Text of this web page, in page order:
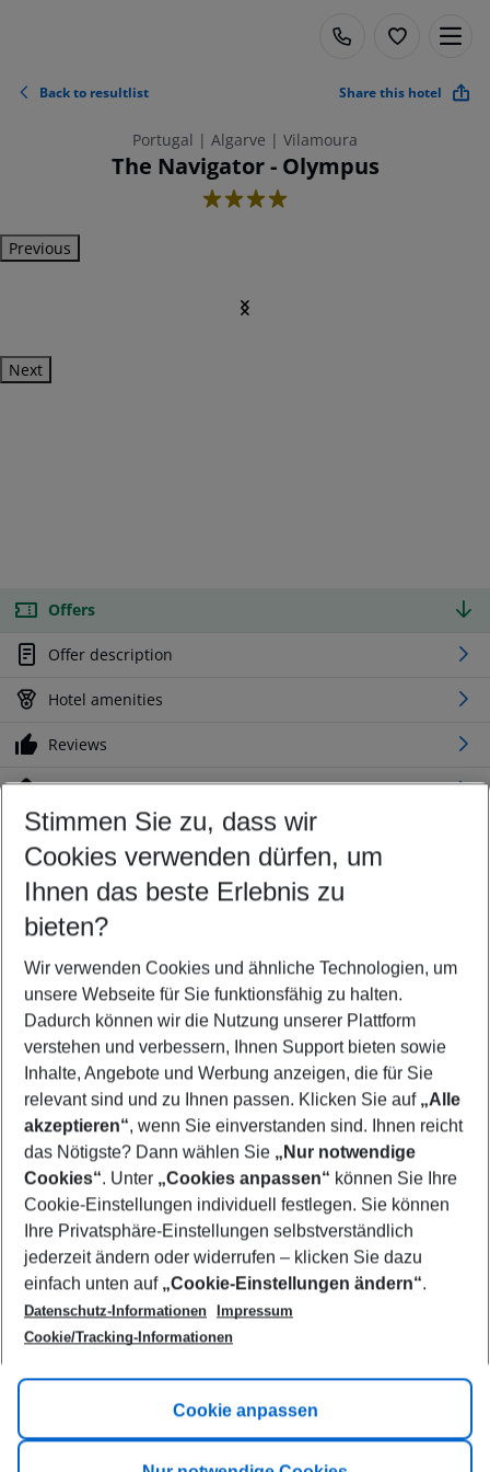
Back to resultlist Share this hotel
Portugal | Algarve | Vilamoura
The Navigator - Olympus
4
Previous
Next
Offers
Offer description
Hotel amenities
Reviews
Location
Customize your offer
Find the perfect deal which suits your best
Your departure airport
Any airport
Select your date range
11/08/26–09/08/27 5-8 nights
Who will travel
2 adults No children
Show more filter
Footer
Footer navigation
Title A
Link A
Stimmen Sie zu, dass wir
Cookies verwenden dürfen, um
Ihnen das beste Erlebnis zu
bieten?
Wir verwenden Cookies und ähnliche Technologien, um
unsere Webseite für Sie funktionsfähig zu halten.
Dadurch können wir die Nutzung unserer Plattform
verstehen und verbessern, Ihnen Support bieten sowie
Inhalte, Angebote und Werbung anzeigen, die für Sie
relevant sind und zu Ihnen passen. Klicken Sie auf „Alle
akzeptieren“, wenn Sie einverstanden sind. Ihnen reicht
das Nötigste? Dann wählen Sie „Nur notwendige
Cookies“. Unter „Cookies anpassen“ können Sie Ihre
Cookie-Einstellungen individuell festlegen. Sie können
Ihre Privatsphäre-Einstellungen selbstverständlich
jederzeit ändern oder widerrufen – klicken Sie dazu
einfach unten auf „Cookie-Einstellungen ändern“.
Datenschutz-Informationen
Impressum
Cookie/Tracking-Informationen
Cookie anpassen